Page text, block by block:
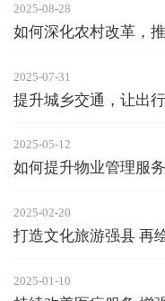
2025-08-28
如何深化农村改革，
2025-07-31
提升城乡交通，让出
2025-05-12
如何提升物业管理服
2025-02-20
打造文化旅游强县 再
2025-01-10